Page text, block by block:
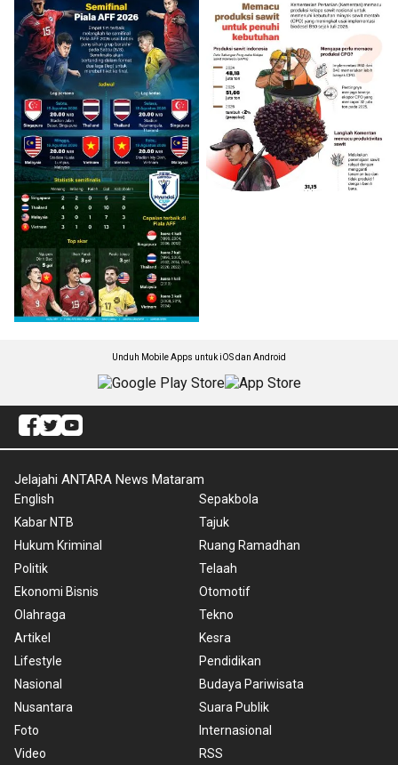
Unduh Mobile Apps untuk iOS dan Android
Jelajahi ANTARA News Mataram
English
Kabar NTB
Hukum Kriminal
Politik
Ekonomi Bisnis
Olahraga
Artikel
Lifestyle
Nasional
Nusantara
Foto
Video
Sepakbola
Tajuk
Ruang Ramadhan
Telaah
Otomotif
Tekno
Kesra
Pendidikan
Budaya Pariwisata
Suara Publik
Internasional
RSS